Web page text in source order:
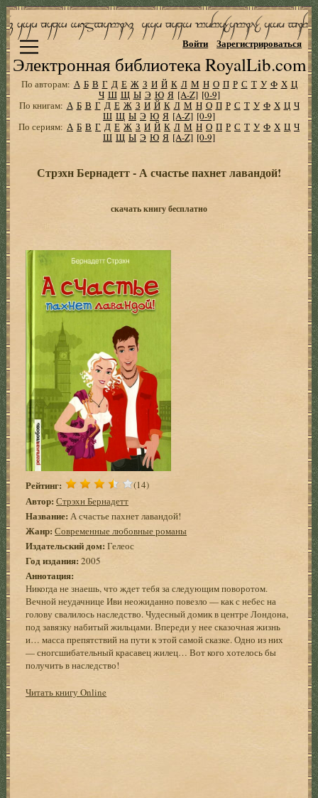
Электронная библиотека RoyalLib.com
Войти Зарегистрироваться
По авторам: А Б В Г Д Е Ж З И Й К Л М Н О П Р С Т У Ф Х Ц
Ч Ш Щ Ы Э Ю Я [A-Z] [0-9]
По книгам: А Б В Г Д Е Ж З И Й К Л М Н О П Р С Т У Ф Х Ц Ч
Ш Щ Ы Э Ю Я [A-Z] [0-9]
По сериям: А Б В Г Д Е Ж З И Й К Л М Н О П Р С Т У Ф Х Ц Ч
Ш Щ Ы Э Ю Я [A-Z] [0-9]
Стрэхн Бернадетт - А счастье пахнет лавандой!
скачать книгу бесплатно
Рейтинг: (14)
Автор: Стрэхн Бернадетт
Название: А счастье пахнет лавандой!
Жанр: Современные любовные романы
Издательский дом: Гелеос
Год издания: 2005
Аннотация:
Никогда не знаешь, что ждет тебя за следующим поворотом.
Вечной неудачнице Иви неожиданно повезло — как с небес на
голову свалилось наследство. Чудесный домик в центре Лондона,
под завязку набитый жильцами. Впереди у нее сказочная жизнь
и… масса препятствий на пути к этой самой сказке. Одно из них
— сногсшибательный красавец жилец… Вот кого хотелось бы
получить в наследство!
Читать книгу Online